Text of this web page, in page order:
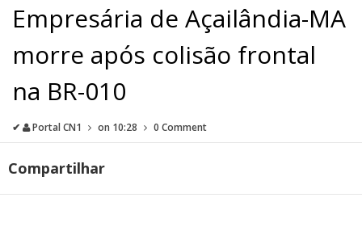
Empresária de Açailândia-MA
morre após colisão frontal
na BR-010
✔ Portal CN1 on 10:28 0 Comment
Compartilhar